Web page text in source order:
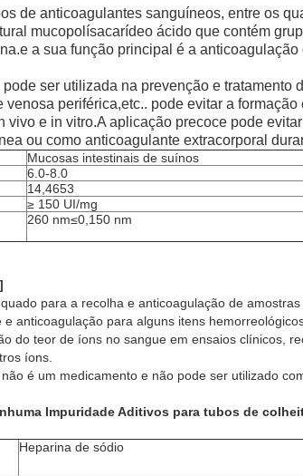
de anticoagulantes sanguíneos, entre os
mucopolísacarídeo ácido que contém
a sua função principal é a
ser utilizada na prevenção e
venosa periférica,etc.. pode evitar a
vivo e in vitro.A aplicação precoce pode
ou como anticoagulante extracorporal
Mucosas intestinais de suínos
6.0-8.0
14,4653
≥ 150 UI/mg
260 nm≤0,150 nm
]
para a recolha e anticoagulação de
anticoagulação para alguns itens
do teor de íons no sangue em ensaios clínicos,
íons.
é um medicamento e não pode ser utilizado
Impuridade Aditivos para tubos de
Heparina de sódio